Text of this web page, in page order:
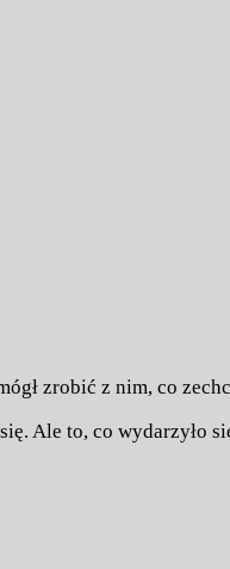
zrobić z nim, co
Ale to, co wydarzyło